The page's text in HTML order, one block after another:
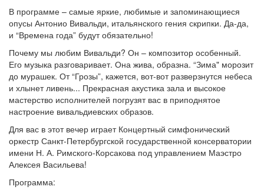
В программе – самые яркие, любимые и запоминающиеся
опусы Антонио Вивальди, итальянского гения скрипки. Да-да,
и “Времена года” будут обязательно!
Почему мы любим Вивальди? Он – композитор особенный.
Его музыка разговаривает. Она жива, образна. “Зима" морозит
до мурашек. От “Грозы”, кажется, вот-вот разверзнутся небеса
и хлынет ливень... Прекрасная акустика зала и высокое
мастерство исполнителей погрузят вас в приподнятое
настроение вивальдиевских образов.
Для вас в этот вечер играет Концертный симфонический
оркестр Санкт-Петербургской государственной консерватории
имени Н. А. Римского-Корсакова под управлением Маэстро
Алексея Васильева!
Программа: